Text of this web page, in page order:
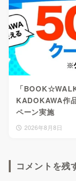
「
KADOKAWA作
ペーン実施
2026年8月8日
コメントを残